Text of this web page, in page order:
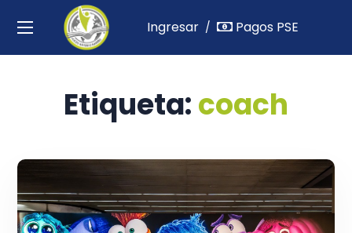
Ingresar/ Pagos PSE
Etiqueta:coach